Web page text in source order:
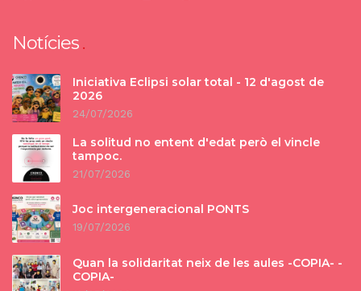
Notícies
Iniciativa Eclipsi solar total - 12 d'agost de
2026
24/07/2026
La solitud no entent d'edat però el vincle
tampoc.
21/07/2026
Joc intergeneracional PONTS
19/07/2026
Quan la solidaritat neix de les aules -COPIA- -
COPIA-